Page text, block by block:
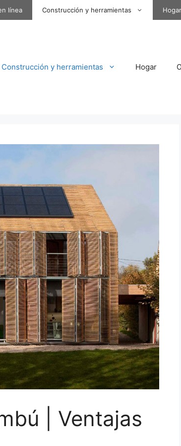
línea Construcción y herramientas Hogar
Construcción y herramientas Hogar
| Ventajas